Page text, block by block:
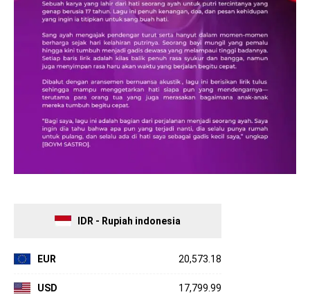
IDR - Rupiah indonesia
EUR 20,573.18
USD 17,799.99